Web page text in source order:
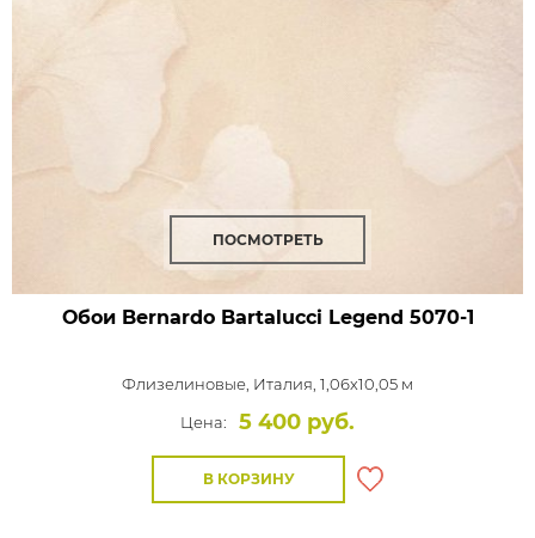
ПОСМОТРЕТЬ
Обои Bernardo Bartalucci Legend 5070-1
Флизелиновые, Италия, 1,06x10,05 м
Цена:
5 400 руб.
В КОРЗИНУ